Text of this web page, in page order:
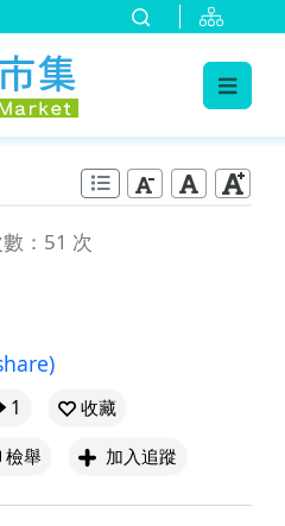
：51 次
1
收藏
檢舉 加入追蹤